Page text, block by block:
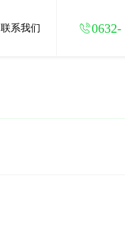
联系我们 0632-